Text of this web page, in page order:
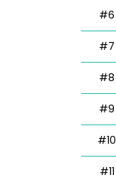
#6
#7
#8
#9
#10
#11